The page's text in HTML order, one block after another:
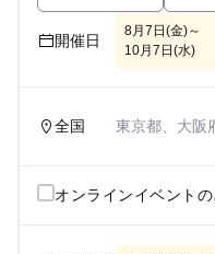
開催日
8月7日(金)～
10月7日(水)
全国 東京都、大阪
オンラインイベント